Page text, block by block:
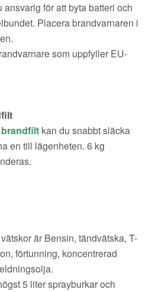
för att byta batteri och
Placera brandvarnaren i
som uppfyller EU-
brandfilt kan du snabbt släcka
en till lägenheten. 6 kg
är Bensin, tändvätska, T-
förtunning, koncentrerad
5 liter sprayburkar och